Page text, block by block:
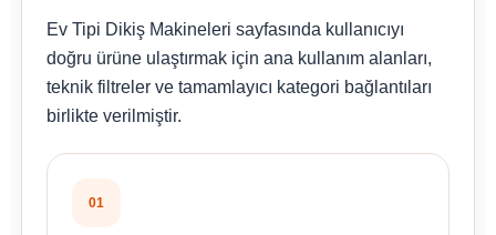
Ev Tipi Dikiş Makineleri sayfasında kullanıcıyı
doğru ürüne ulaştırmak için ana kullanım alanları,
teknik filtreler ve tamamlayıcı kategori bağlantıları
birlikte verilmiştir.
01